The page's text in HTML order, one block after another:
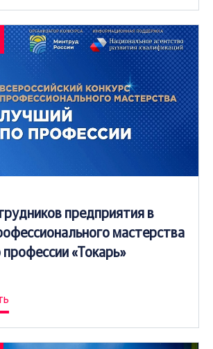
предприятия в
мастерства
«Токарь»